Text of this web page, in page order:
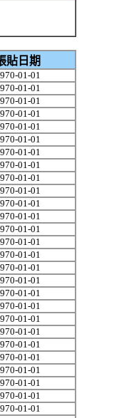
貼日期
01-01
01-01
01-01
01-01
01-01
01-01
01-01
01-01
01-01
01-01
01-01
01-01
01-01
01-01
01-01
01-01
01-01
01-01
01-01
01-01
01-01
01-01
01-01
01-01
01-01
01-01
01-01